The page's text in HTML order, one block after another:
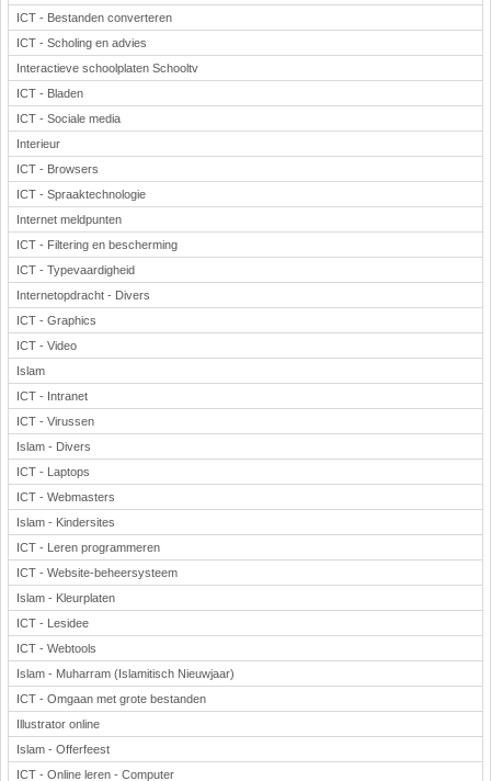
ICT - Bestanden converteren
ICT - Scholing en advies
Interactieve schoolplaten Schooltv
ICT - Bladen
ICT - Sociale media
Interieur
ICT - Browsers
ICT - Spraaktechnologie
Internet meldpunten
ICT - Filtering en bescherming
ICT - Typevaardigheid
Internetopdracht - Divers
ICT - Graphics
ICT - Video
Islam
ICT - Intranet
ICT - Virussen
Islam - Divers
ICT - Laptops
ICT - Webmasters
Islam - Kindersites
ICT - Leren programmeren
ICT - Website-beheersysteem
Islam - Kleurplaten
ICT - Lesidee
ICT - Webtools
Islam - Muharram (Islamitisch Nieuwjaar)
ICT - Omgaan met grote bestanden
Illustrator online
Islam - Offerfeest
ICT - Online leren - Computer